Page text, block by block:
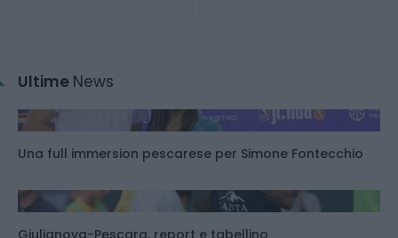
Ultime News
Una full immersion pescarese per Simone Fontecchio
Giulianova-Pescara, report e tabellino